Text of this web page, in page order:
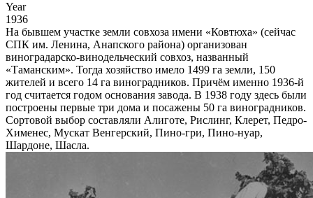
Year
1936
На бывшем участке земли совхоза имени «Ковтюха» (сейчас
СПК им. Ленина, Анапского района) организован
виноградарско-винодельческий совхоз, названный
«Таманским». Тогда хозяйство имело 1499 га земли, 150
жителей и всего 14 га виноградников. Причём именно 1936-й
год считается годом основания завода. В 1938 году здесь были
построены первые три дома и посажены 50 га виноградников.
Сортовой выбор составляли Алиготе, Рислинг, Клерет, Педро-
Хименес, Мускат Венгерский, Пино-гри, Пино-нуар,
Шардоне, Шасла.